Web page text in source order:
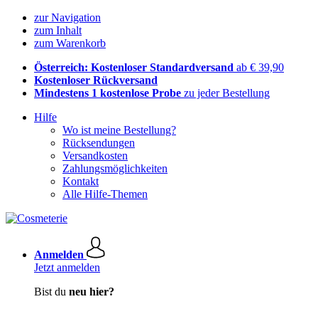
zur Navigation
zum Inhalt
zum Warenkorb
Österreich: Kostenloser Standardversand ab € 39,90
Kostenloser Rückversand
Mindestens 1 kostenlose Probe zu jeder Bestellung
Hilfe
Wo ist meine Bestellung?
Rücksendungen
Versandkosten
Zahlungsmöglichkeiten
Kontakt
Alle Hilfe-Themen
Anmelden
Jetzt anmelden
Bist du neu hier?